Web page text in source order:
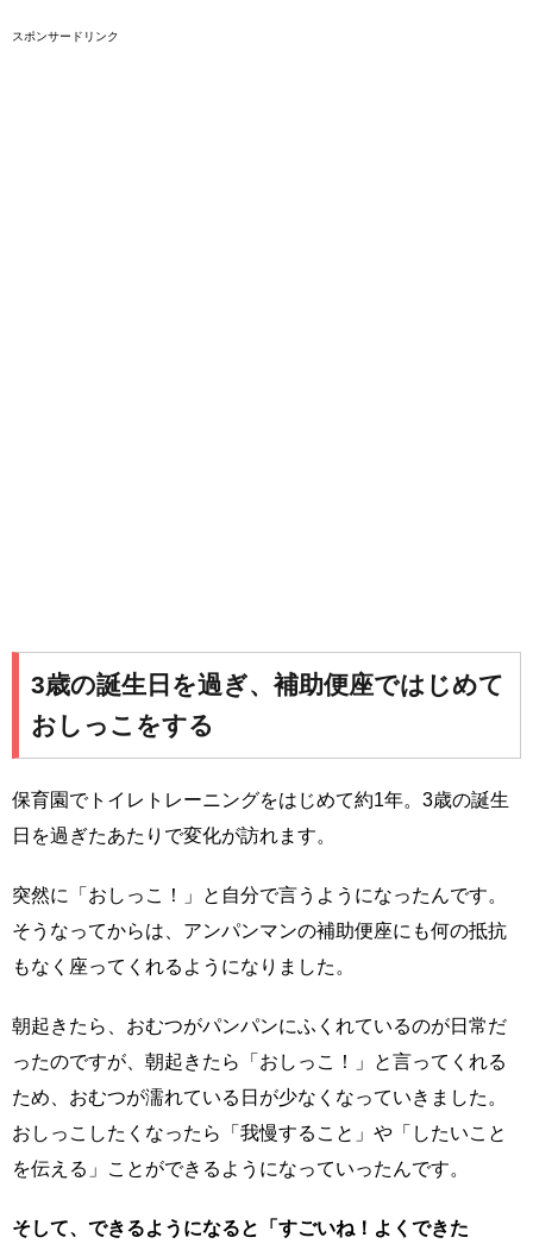
スポンサードリンク
3歳の誕生日を過ぎ、補助便座ではじめて
おしっこをする
保育園でトイレトレーニングをはじめて約1年。3歳の誕生
日を過ぎたあたりで変化が訪れます。
突然に「おしっこ！」と自分で言うようになったんです。
そうなってからは、アンパンマンの補助便座にも何の抵抗
もなく座ってくれるようになりました。
朝起きたら、おむつがパンパンにふくれているのが日常だ
ったのですが、朝起きたら「おしっこ！」と言ってくれる
ため、おむつが濡れている日が少なくなっていきました。
おしっこしたくなったら「我慢すること」や「したいこと
を伝える」ことができるようになっていったんです。
そして、できるようになると「すごいね！よくできた